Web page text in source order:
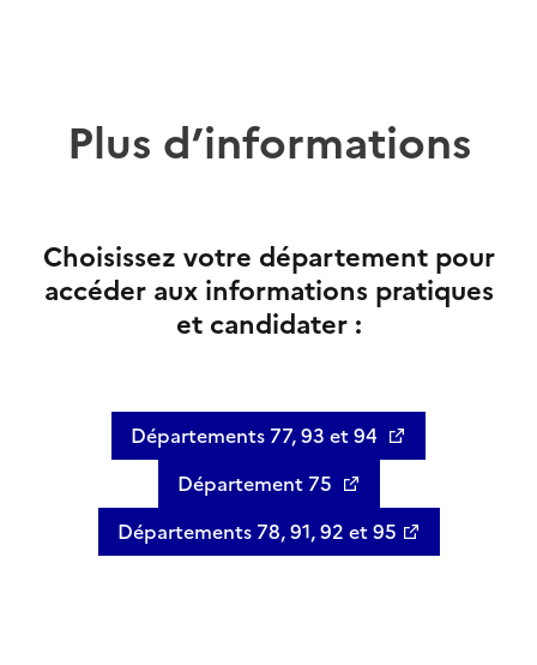
Plus d’informations
Choisissez votre département pour
accéder aux informations pratiques
et candidater :
Départements 77, 93 et 94
Département 75
Départements 78, 91, 92 et 95